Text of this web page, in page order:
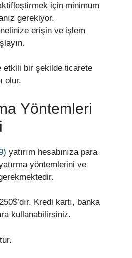
aktifleştirmek için minimum
gerekiyor.
erişin ve işlem
etkili bir şekilde ticarete
olur.
Yöntemleri
yatırım hesabınıza para
yöntemlerini ve
Kredi kartı, banka
kullanabilirsiniz.